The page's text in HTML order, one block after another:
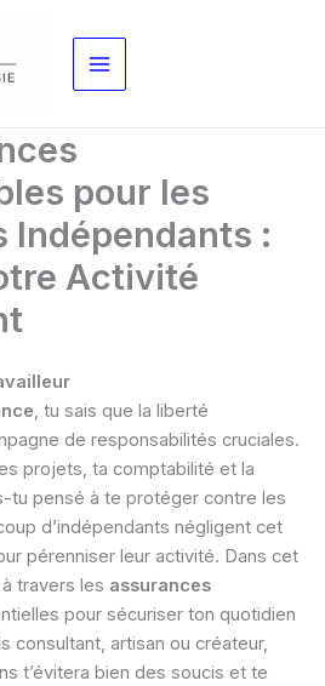
pour les
Indépendants :
Activité
, tu sais que la liberté
de responsabilités cruciales.
projets, ta comptabilité et la
tu pensé à te protéger contre les
d’indépendants négligent cet
pérenniser leur activité. Dans cet
travers les assurances
pour sécuriser ton quotidien
consultant, artisan ou créateur,
t’évitera bien des soucis et te